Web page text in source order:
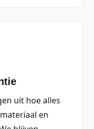
uit hoe alles
en